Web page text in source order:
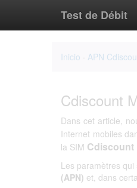
Test de Débit
Inicio APN
Cdiscount
Dans cet article,
Internet mobiles
la SIM Cdiscount
Les paramètres
(APN) et, dans